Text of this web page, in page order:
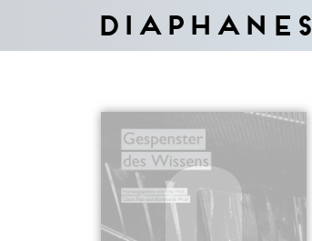
Diaphanes